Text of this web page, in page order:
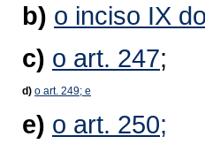
b) o inciso IX
c) o art. 247;
d) o art. 249; e
e) o art. 250;